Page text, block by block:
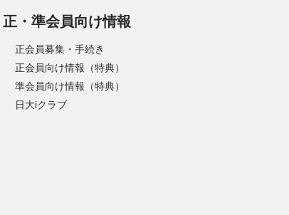
正・準会員向け情報
正会員募集・手続き
正会員向け情報（特典）
準会員向け情報（特典）
日大iクラブ